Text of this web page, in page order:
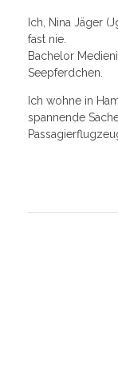
Ich, Nina Jäger
fast nie.
Bachelor
Seepferdchen.
Ich wohne in
spannende